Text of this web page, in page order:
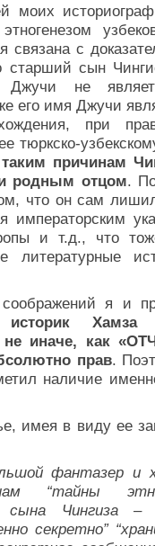
моих
связана с
старший сын
Джучи не
его имя Джучи
при
тюркско-
причинам
родным отцом.
что он сам
императорским
и т.д., что
литературные
я и
историк Хамза
не иначе, как
прав.
наличие
имея в виду ее
фантазер и
“тайны
сына Чингиза –
секретно”